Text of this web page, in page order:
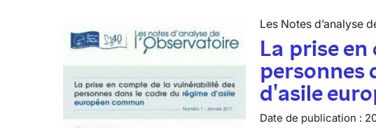
Les Notes d’analyse
La prise
personnes
d'asile
Date de publication :